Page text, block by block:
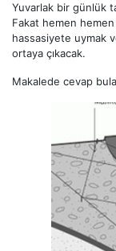
Yuvarlak bir günlük
Fakat hemen
hassasiyete uymak
ortaya çıkacak.
Makalede cevap